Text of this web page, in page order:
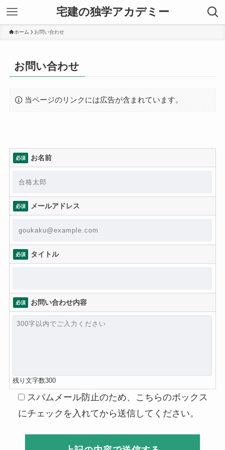
宅建の独学アカデミー
ホーム お問い合わせ
お問い合わせ
当ページのリンクには広告が含まれています。
必須 お名前
必須 メールアドレス
必須 タイトル
必須 お問い合わせ内容
残り文字数300
スパムメール防止のため、こちらのボックス
にチェックを入れてから送信してください。